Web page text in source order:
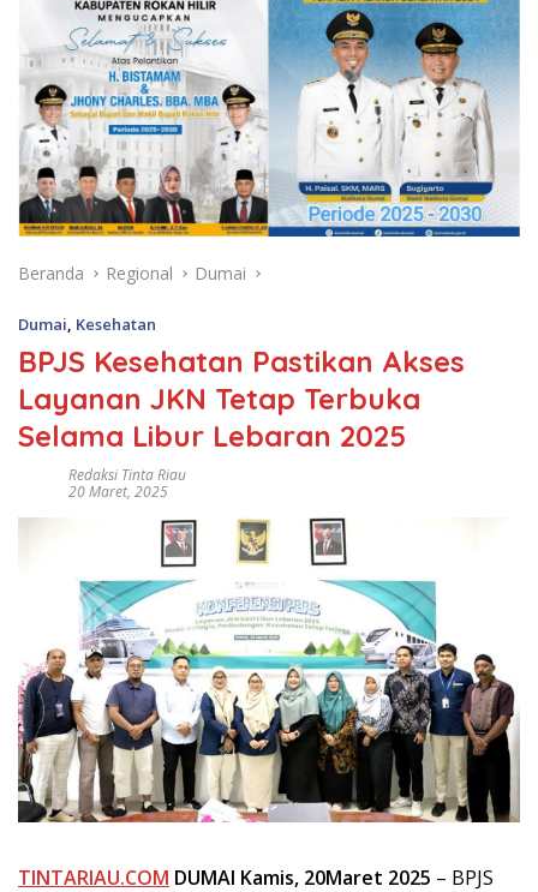
Beranda Regional Dumai
Dumai Kesehatan
BPJS Kesehatan Pastikan Akses
Layanan JKN Tetap Terbuka
Selama Libur Lebaran 2025
Redaksi Tinta Riau
20 Maret, 2025
TINTARIAU.COM DUMAI Kamis, 20Maret 2025 – BPJS